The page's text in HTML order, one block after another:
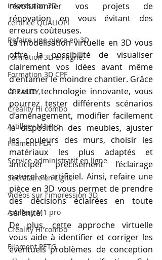
impression 3D
certifiée QUALIOPI
Refaire une piece en 3D
Formation 3D en ligne.
Formation 3D CPF
CREALITY,
Creality Hi combo
Artillery M1 Pro
Filament PLA
Service administratif en ligne
Secrétaire en Ligne
Vidéos sur l'impression 3D,
Artillery M1 pro
Creality HI combo
Filament PETG
révolutionner vos projets de
rénovation en vous évitant des
erreurs coûteuses.
La modélisation virtuelle en 3D vous
offre la possibilité de visualiser
clairement vos idées avant même
d'entamer le moindre chantier. Grâce
à cette technologie innovante, vous
pourrez tester différents scénarios
d’aménagement, modifier facilement
la disposition des meubles, ajuster
les couleurs des murs, choisir les
matériaux les plus adaptés et
anticiper précisément l’éclairage
naturel et artificiel. Ainsi, refaire une
pièce en 3D vous permet de prendre
des décisions éclairées en toute
sérénité.
De plus, cette approche virtuelle
vous aide à identifier et corriger les
éventuels problèmes de conception